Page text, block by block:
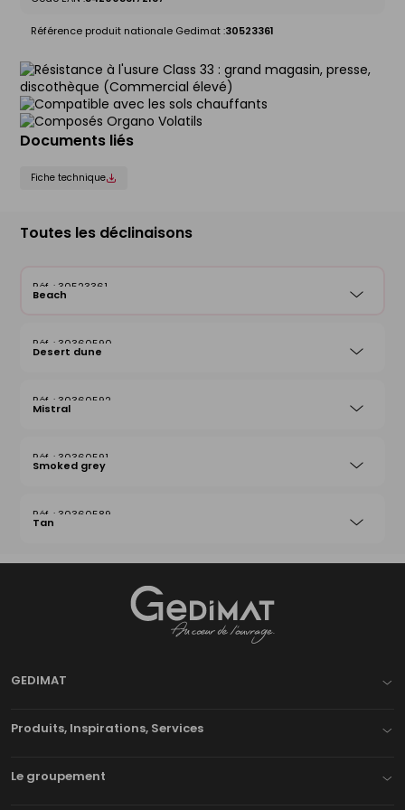
Référence produit nationale Gedimat :30523361
Documents liés
Fiche technique
Toutes les déclinaisons
30523361
Beach
30360590
Desert dune
30360592
Mistral
30360591
Smoked grey
30360589
Tan
GEDIMAT
Produits, Inspirations, Services
Le groupement